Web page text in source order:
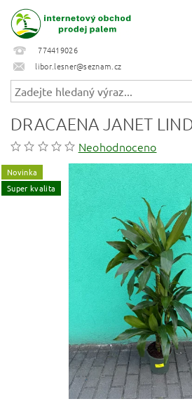
774419026
libor.lesner@seznam.cz
DRACAENA JANET
Neohodnoceno
Novinka
Super kvalita